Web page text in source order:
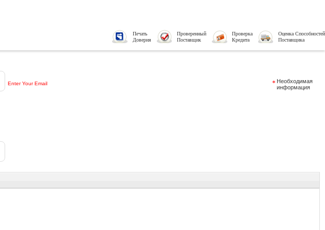
Печать
Доверия
Проверенный
Поставщик
Проверка
Кредита
Оценка Способностей
Поставщика
Enter Your Email
Необходимая
информация